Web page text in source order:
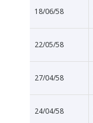
18/06/58
22/05/58
27/04/58
24/04/58